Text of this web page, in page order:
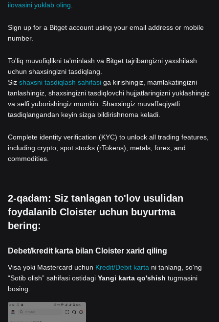
ilovasini yuklab oling
Sign up for a Bitget account using your email address or mobile
number.
To'liq muvofiqlikni ta'minlash va Bitget tajribangizni yaxshilash
uchun shaxsingizni tasdiqlang.
Siz shaxsni tasdiqlash sahifasi ga kirishingiz, mamlakatingizni
tanlashingiz, shaxsingizni tasdiqlovchi hujjatlaringizni yuklashingiz
va selfi yuborishingiz mumkin. Shaxsingiz muvaffaqiyatli
tasdiqlangandan keyin sizga bildirishnoma keladi.
Complete identity verification (KYC) to unlock all trading features,
including crypto, spot stocks (rTokens), metals, forex, and
commodities.
2-qadam: Siz tanlagan to'lov usulidan
foydalanib Cloister uchun buyurtma
bering:
Debet/kredit karta bilan Cloister xarid qiling
Visa yoki Mastercard uchun Kredit/Debit karta ni tanlang, so'ng
“Sotib olish” sahifasi ostidagi Yangi karta qo'shish tugmasini
bosing.